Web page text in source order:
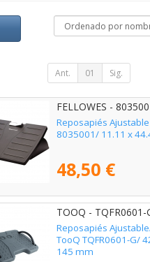
Ant. 01 Sig.
FELLOWES -
Reposapiés
8035001/ 11.11 x
48,50 €
TOOQ - TQFR0601-
Reposapiés
TooQ TQFR0601-G/
145 mm